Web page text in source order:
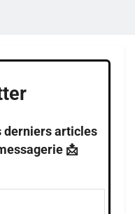
derniers articles
📩